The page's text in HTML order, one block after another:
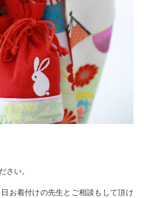
さい。
お着付けの先生とご相談もして頂け